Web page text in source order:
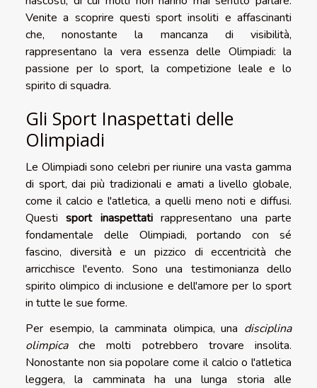
Venite a scoprire questi sport insoliti e affascinanti
che, nonostante la mancanza di visibilità,
rappresentano la vera essenza delle Olimpiadi: la
passione per lo sport, la competizione leale e lo
spirito di squadra.
Gli Sport Inaspettati delle
Olimpiadi
Le Olimpiadi sono celebri per riunire una vasta gamma
di sport, dai più tradizionali e amati a livello globale,
come il calcio e l'atletica, a quelli meno noti e diffusi.
Questisport inaspettatirappresentano una parte
fondamentale delle Olimpiadi, portando con sé
fascino, diversità e un pizzico di eccentricità che
arricchisce l'evento. Sono una testimonianza dello
spirito olimpico di inclusione e dell'amore per lo sport
in tutte le sue forme.
Per esempio, la camminata olimpica, una disciplina
olimpicache molti potrebbero trovare insolita.
Nonostante non sia popolare come il calcio o l'atletica
leggera, la camminata ha una lunga storia alle